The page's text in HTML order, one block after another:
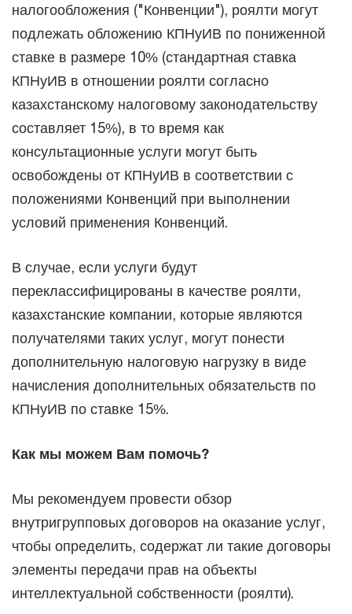
налогообложения ("Конвенции"), роялти могут
подлежать обложению КПНуИВ по пониженной
ставке в размере 10% (стандартная ставка
КПНуИВ в отношении роялти согласно
казахстанскому налоговому законодательству
составляет 15%), в то время как
консультационные услуги могут быть
освобождены от КПНуИВ в соответствии с
положениями Конвенций при выполнении
условий применения Конвенций.
В случае, если услуги будут
переклассифицированы в качестве роялти,
казахстанские компании, которые являются
получателями таких услуг, могут понести
дополнительную налоговую нагрузку в виде
начисления дополнительных обязательств по
КПНуИВ по ставке 15%.
Как мы можем Вам помочь?
Мы рекомендуем провести обзор
внутригрупповых договоров на оказание услуг,
чтобы определить, содержат ли такие договоры
элементы передачи прав на объекты
интеллектуальной собственности (роялти).